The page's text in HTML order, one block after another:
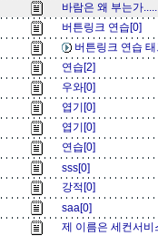
그러므로 살
그 움직임과 흐
받아 들
모든 것은 변화
직
하나의 극에서 다
서 변
이런 변화와
새롭고 신선한
바람은 왜 부는가
버튼링크 연습[0]
버튼링크 연습
연습[2]
우와[0]
엽기[0]
엽기[0]
연습[0]
sss[0]
강적[0]
saa[0]
제 이름은 세컨서